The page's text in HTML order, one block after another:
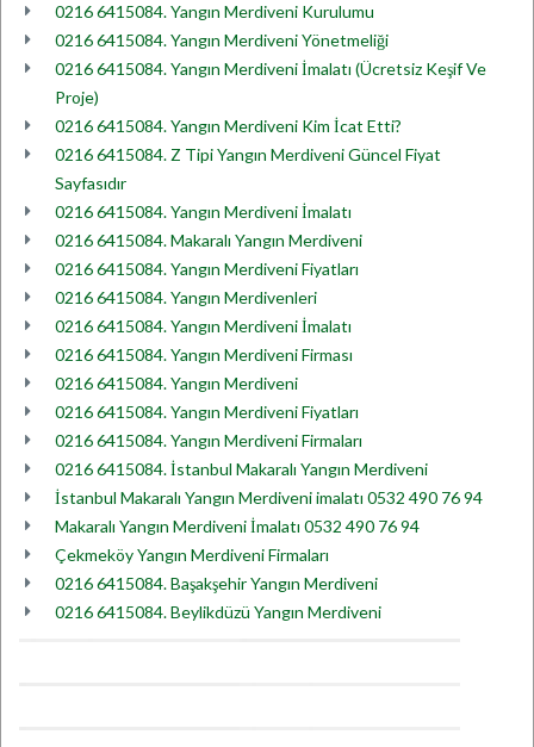
0216 6415084. Yangın Merdiveni Kurulumu
0216 6415084. Yangın Merdiveni Yönetmeliği
0216 6415084. Yangın Merdiveni İmalatı (Ücretsiz Keşif Ve
Proje)
0216 6415084. Yangın Merdiveni Kim İcat Etti?
0216 6415084. Z Tipi Yangın Merdiveni Güncel Fiyat
Sayfasıdır
0216 6415084. Yangın Merdiveni İmalatı
0216 6415084. Makaralı Yangın Merdiveni
0216 6415084. Yangın Merdiveni Fiyatları
0216 6415084. Yangın Merdivenleri
0216 6415084. Yangın Merdiveni İmalatı
0216 6415084. Yangın Merdiveni Firması
0216 6415084. Yangın Merdiveni
0216 6415084. Yangın Merdiveni Fiyatları
0216 6415084. Yangın Merdiveni Firmaları
0216 6415084. İstanbul Makaralı Yangın Merdiveni
İstanbul Makaralı Yangın Merdiveni imalatı 0532 490 76 94
Makaralı Yangın Merdiveni İmalatı 0532 490 76 94
Çekmeköy Yangın Merdiveni Firmaları
0216 6415084. Başakşehir Yangın Merdiveni
0216 6415084. Beylikdüzü Yangın Merdiveni